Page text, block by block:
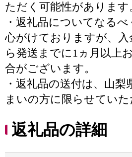
ただく可能性があります
・返礼品についてなる
心がけておりますが、
ら発送までに1ヵ月以上
合がございます。
・返礼品の送付は、山梨
まいの方に限らせていた
返礼品の詳細